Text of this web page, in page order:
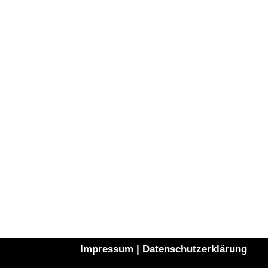
Impressum | Datenschutzerklärung